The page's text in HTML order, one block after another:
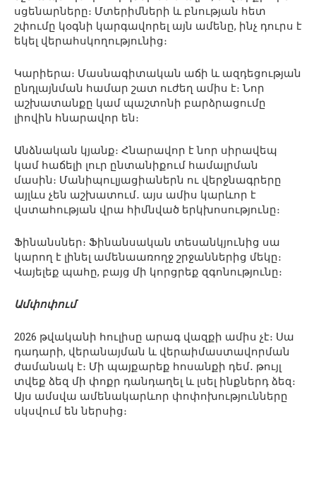
սցենարները։ Մտերիմների և բնության հետ
շփումը կօգնի կարգավորել այն ամենը, ինչ դուրս է
եկել վերահսկողությունից։
Կարիերա։ Մասնագիտական աճի և ազդեցության
ընդլայնման համար շատ ուժեղ ամիս է։ Նոր
աշխատանքը կամ պաշտոնի բարձրացումը
լիովին հնարավոր են։
Անձնական կյանք։ Հնարավոր է նոր սիրավեպ
կամ հաճելի լուր ընտանիքում համալրման
մասին։ Մանիպուլյացիաներն ու վերջնագրերը
այլևս չեն աշխատում․ այս ամիս կարևոր է
վստահության վրա հիմնված երկխոսությունը։
Ֆինանսներ։ Ֆինանսական տեսանկյունից սա
կարող է լինել ամենաառողջ շրջաններից մեկը։
Վայելեք պահը, բայց մի կորցրեք զգոնությունը։
Ամփոփում
2026 թվականի հուլիսը արագ վազքի ամիս չէ։ Սա
դադարի, վերանայման և վերաիմաստավորման
ժամանակ է։ Մի պայքարեք հոսանքի դեմ․ թույլ
տվեք ձեզ մի փոքր դանդաղել և լսել ինքներդ ձեզ։
Այս ամսվա ամենակարևոր փոփոխությունները
սկսվում են ներսից։